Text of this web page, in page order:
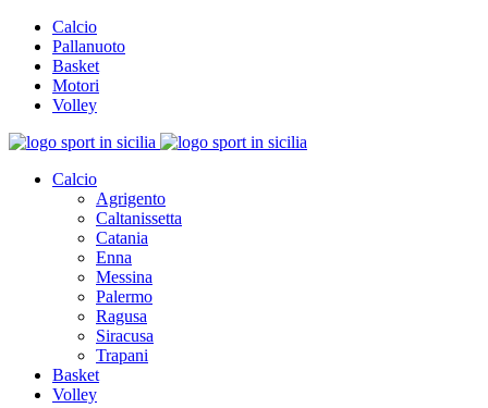
Calcio
Pallanuoto
Basket
Motori
Volley
Calcio
Agrigento
Caltanissetta
Catania
Enna
Messina
Palermo
Ragusa
Siracusa
Trapani
Basket
Volley